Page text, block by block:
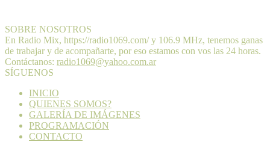
SOBRE NOSOTROS
En Radio Mix, https://radio1069.com/ y 106.9 MHz, tenemos ganas
de trabajar y de acompañarte, por eso estamos con vos las 24 horas.
Contáctanos: radio1069@yahoo.com.ar
SÍGUENOS
INICIO
QUIENES SOMOS?
GALERÍA DE IMÁGENES
PROGRAMACIÓN
CONTACTO